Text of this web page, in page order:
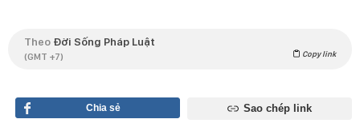
Theo Đời Sống Pháp Luật
(GMT +7) Copy link
Chia sẻ Sao chép link